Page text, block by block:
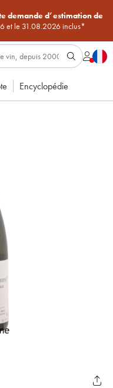
demande d’estimation de
et le 31.08.2026 inclus*
Encyclopédie